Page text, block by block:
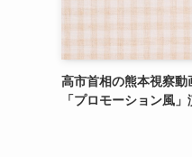
高市首相の熊本視察
「プロモーション風